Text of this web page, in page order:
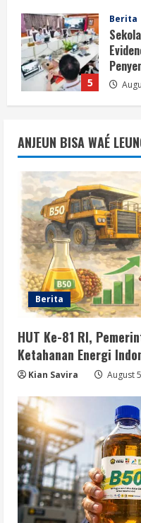
1
HUT
B50
2
3
Opini
HUT
4
Opini
B50
ANJEUN BISA WAÉ
Berita
HUT Ke-81 RI,
Ketahanan Energi
Kian Savira August